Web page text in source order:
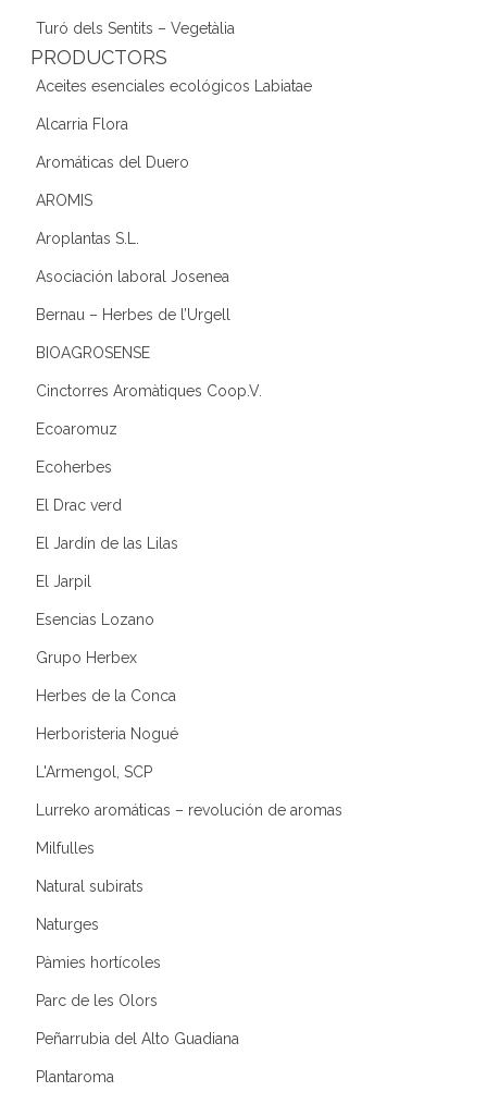
Turó dels Sentits – Vegetàlia
PRODUCTORS
Aceites esenciales ecológicos Labiatae
Alcarria Flora
Aromáticas del Duero
AROMIS
Aroplantas S.L.
Asociación laboral Josenea
Bernau – Herbes de l’Urgell
BIOAGROSENSE
Cinctorres Aromàtiques Coop.V.
Ecoaromuz
Ecoherbes
El Drac verd
El Jardín de las Lilas
El Jarpil
Esencias Lozano
Grupo Herbex
Herbes de la Conca
Herboristeria Nogué
L'Armengol, SCP
Lurreko aromáticas – revolución de aromas
Milfulles
Natural subirats
Naturges
Pàmies hortícoles
Parc de les Olors
Peñarrubia del Alto Guadiana
Plantaroma